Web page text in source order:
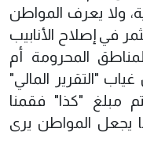
ولا يعرف المواطن
في إصلاح الأنابيب
المحرومة أم
"التقرير المالي"
مبلغ "كذا" فقمنا
يجعل المواطن يرى